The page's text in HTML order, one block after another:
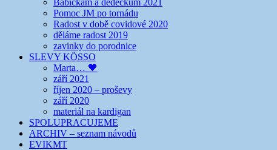
Babičkám a dědečkům 2021
Pomoc JM po tornádu
Radost v době covidové 2020
děláme radost 2019
zavinky do porodnice
SLEVY KÖSSO
Marta… 🖤
září 2021
říjen 2020 – proševy
září 2020
materiál na kardigan
SPOLUPRACUJEME
ARCHIV – seznam návodů
EVIKMT